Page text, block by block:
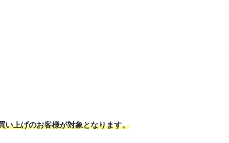
い上げのお客様が対象となります。